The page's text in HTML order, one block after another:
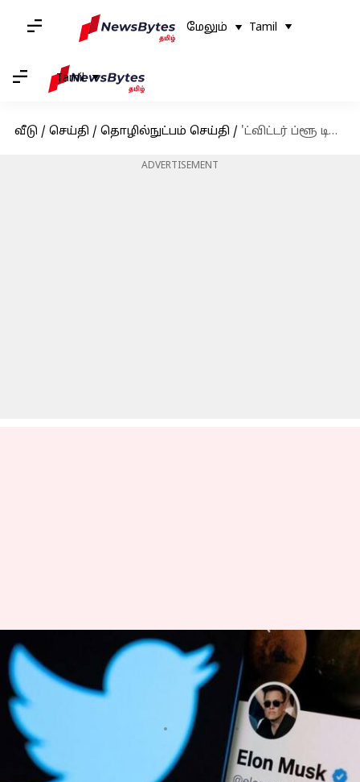
மேலும் Tamil
Tamil
வீடு / செய்தி / தொழில்நுட்பம் செய்தி / 'ட்விட்டர் ப்ளூ டிக்' சந்தா சேவை மீண்டும் தொடக்கம்
ADVERTISEMENT
'ட்விட்டர் ப்ளூ டிக்' சந்தா
சேவை மீண்டும்
தொடக்கம்
எழுதியவர் Dec 13, 2022 05:47 pm
செய்தி முன்னோட்டம்